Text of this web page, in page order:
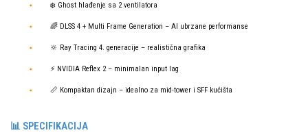
❄️ Ghost hlađenje sa 2 ventilatora
🌈 DLSS 4 + Multi Frame Generation – AI ubrzane performanse
🔆 Ray Tracing 4. generacije – realistična grafika
⚡ NVIDIA Reflex 2 – minimalan input lag
📏 Kompaktan dizajn – idealno za mid-tower i SFF kućišta
📊 SPECIFIKACIJA